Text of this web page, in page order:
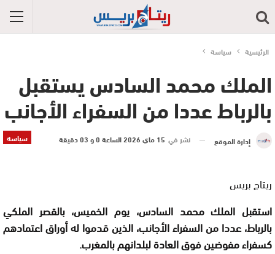
الرئيسية سياسة
الملك محمد السادس يستقبل
بالرباط عددا من السفراء الأجانب
سياسة إدارة الموقع نشر في 15 ماي 2026 الساعة 0 و 03 دقيقة
ريتاج بريس
استقبل الملك محمد السادس، يوم الخميس، بالقصر الملكي
بالرباط، عددا من السفراء الأجانب، الذين قدموا له أوراق اعتمادهم
كسفراء مفوضين فوق العادة لبلدانهم بالمغرب.